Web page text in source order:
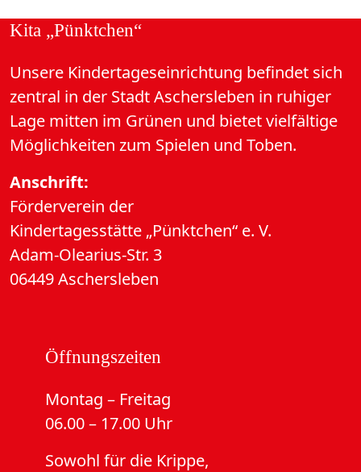
Kita „Pünktchen“
Unsere Kindertageseinrichtung befindet sich
zentral in der Stadt Aschersleben in ruhiger
Lage mitten im Grünen und bietet vielfältige
Möglichkeiten zum Spielen und Toben.
Anschrift:
Förderverein der
Kindertagesstätte „Pünktchen“ e. V.
Adam-Olearius-Str. 3
06449 Aschersleben
Öffnungszeiten
Montag – Freitag
06.00 – 17.00 Uhr
Sowohl für die Krippe,